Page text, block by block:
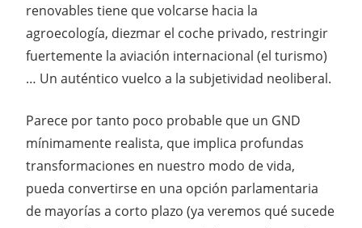
renovables tiene que volcarse hacia la
agroecología, diezmar el coche privado, restringir
fuertemente la aviación internacional (el turismo)
… Un auténtico vuelco a la subjetividad neoliberal.
Parece por tanto poco probable que un GND
mínimamente realista, que implica profundas
transformaciones en nuestro modo de vida,
pueda convertirse en una opción parlamentaria
de mayorías a corto plazo (ya veremos qué sucede